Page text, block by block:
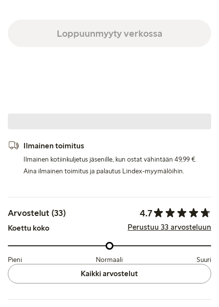
Loppuunmyyty verkossa
Ilmainen toimitus
Ilmainen kotiinkuljetus jäsenille, kun ostat vähintään 49,99 €.
Aina ilmainen toimitus ja palautus Lindex-myymälöihin.
Arvostelut (33) 4.7
Koettu koko Perustuu 33 arvosteluun
Pieni Normaali Suuri
Kaikki arvostelut